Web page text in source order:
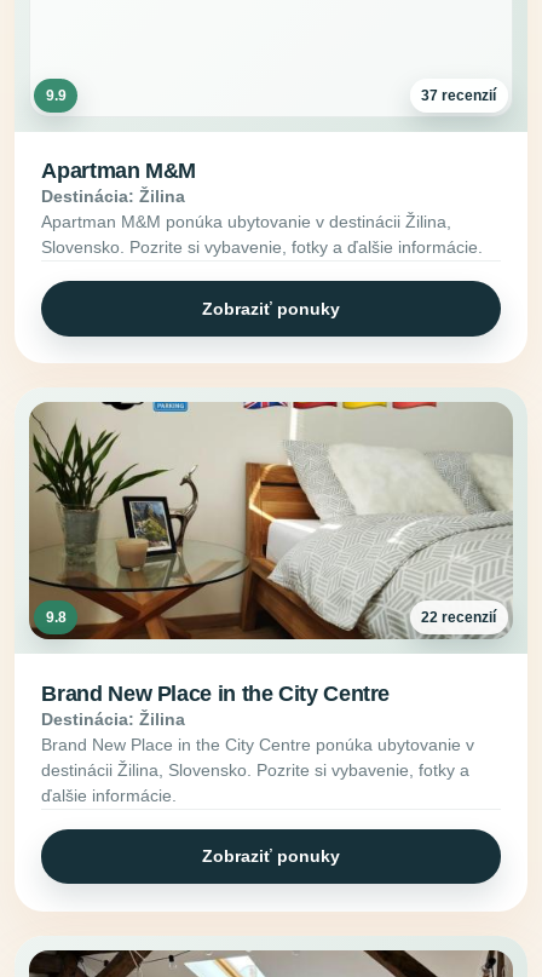
9.9 37 recenzií
Apartman M&M
Destinácia: Žilina
Apartman M&M ponúka ubytovanie v destinácii Žilina,
Slovensko. Pozrite si vybavenie, fotky a ďalšie informácie.
Zobraziť ponuky
9.8 22 recenzií
Brand New Place in the City Centre
Destinácia: Žilina
Brand New Place in the City Centre ponúka ubytovanie v
destinácii Žilina, Slovensko. Pozrite si vybavenie, fotky a
ďalšie informácie.
Zobraziť ponuky